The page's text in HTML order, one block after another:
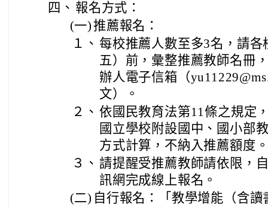
四、 報名方式：
(一)推薦報名：
１、 每校推薦人數至多3名，請
五）前，彙整推薦教師名冊
辦人電子信箱（
文）。
２、 依國民教育法第11條之規定
國立學校附設國中、國小部
方式計算，不納入推薦額度
３、 請提醒受推薦教師請依限，
訊網完成線上報名。
(二) 自行報名：「教學增能（含